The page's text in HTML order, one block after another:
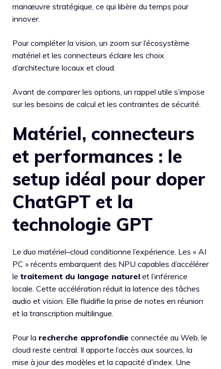
manœuvre stratégique, ce qui libère du temps pour
innover.
Pour compléter la vision, un zoom sur l’écosystème
matériel et les connecteurs éclaire les choix
d’architecture locaux et cloud.
Avant de comparer les options, un rappel utile s’impose
sur les besoins de calcul et les contraintes de sécurité.
Matériel, connecteurs
et performances : le
setup idéal pour doper
ChatGPT et la
technologie GPT
Le duo matériel–cloud conditionne l’expérience. Les « AI
PC » récents embarquent des NPU capables d’accélérer
le traitement du langage naturel et l’inférence
locale. Cette accélération réduit la latence des tâches
audio et vision. Elle fluidifie la prise de notes en réunion
et la transcription multilingue.
Pour la recherche approfondie connectée au Web, le
cloud reste central. Il apporte l’accès aux sources, la
mise à jour des modèles et la capacité d’index. Une